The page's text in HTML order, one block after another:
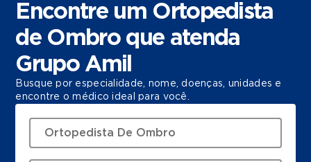
Encontre um Ortopedista
de Ombro que atenda
Grupo Amil
Busque por especialidade, nome, doenças, unidades e
encontre o médico ideal para você.